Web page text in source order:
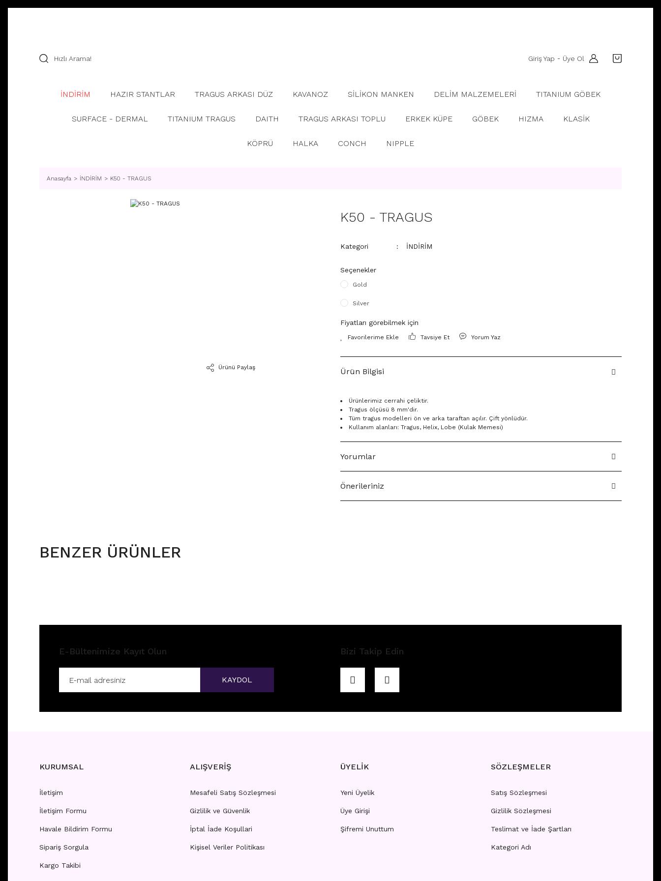
Giriş Yap - Üye Ol
İNDİRİM HAZIR STANTLAR TRAGUS ARKASI DÜZ KAVANOZ SİLİKON MANKEN DELİM MALZEMELERİ TITANIUM GÖBEK
SURFACE - DERMAL TITANIUM TRAGUS DAITH TRAGUS ARKASI TOPLU ERKEK KÜPE GÖBEK HIZMA KLASİK
KÖPRÜ HALKA CONCH NIPPLE
Anasayfa İNDİRİM K50 - TRAGUS
Ürünü Paylaş
K50 - TRAGUS
Kategori İNDİRİM
Seçenekler
Gold
Silver
Fiyatları görebilmek için
Tavsiye Et Yorum Yaz
Ürün Bilgisi
Ürünlerimiz cerrahi çeliktir.
Tragus ölçüsü 8 mm'dir.
Tüm tragus modelleri ön ve arka taraftan açılır. Çift yönlüdür.
Kullanım alanları: Tragus, Helix, Lobe (Kulak Memesi)
Yorumlar
Önerileriniz
BENZER ÜRÜNLER
Fiyatları görebilmek içinüye girişi yapınız. Fiyatları görebilmek içinüye girişi yapınız. Fiyatları görebilmek içinüye girişi yapınız.
K20 - TRAGUS
Fiyatları görebilmek için
K19 - TRAGUS
Fiyatları görebilmek için
K17 - TRAGUS
E-Bültenimize Kayıt Olun
KAYDOL
Bizi Takip Edin
KURUMSAL
İletişim
İletişim Formu
Havale Bildirim Formu
Sipariş Sorgula
Kargo Takibi
ALIŞVERİŞ
Mesafeli Satış Sözleşmesi
Gizlilik ve Güvenlik
İptal İade Koşullari
Kişisel Veriler Politikası
ÜYELİK
Yeni Üyelik
Üye Girişi
Şifremi Unuttum
SÖZLEŞMELER
Satış Sözleşmesi
Gizlilik Sözleşmesi
Teslimat ve İade Şartları
Kategori Adı